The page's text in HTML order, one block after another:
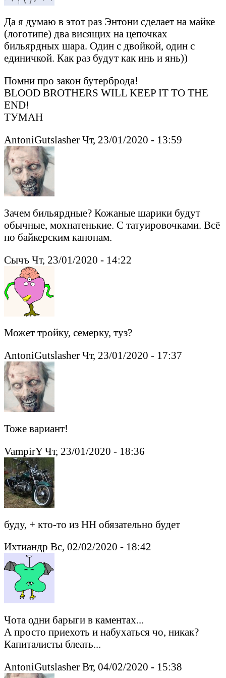
Да я думаю в этот раз Энтони сделает на майке
(логотипе) два висящих на цепочках
бильярдных шара. Один с двойкой, один с
единичкой. Как раз будут как инь и янь))
Помни про закон бутерброда!
BLOOD BROTHERS WILL KEEP IT TO THE
END!
ТУМАН
AntoniGutslasher Чт, 23/01/2020 - 13:59
Зачем бильярдные? Кожаные шарики будут
обычные, мохнатенькие. С татуировочками. Всё
по байкерским канонам.
Сычъ Чт, 23/01/2020 - 14:22
Может тройку, семерку, туз?
AntoniGutslasher Чт, 23/01/2020 - 17:37
Тоже вариант!
VampirY Чт, 23/01/2020 - 18:36
буду, + кто-то из НН обязательно будет
Ихтиандр Вс, 02/02/2020 - 18:42
Чота одни барыги в каментах...
А просто приехоть и набухаться чо, никак?
Капиталисты блеать...
AntoniGutslasher Вт, 04/02/2020 - 15:38